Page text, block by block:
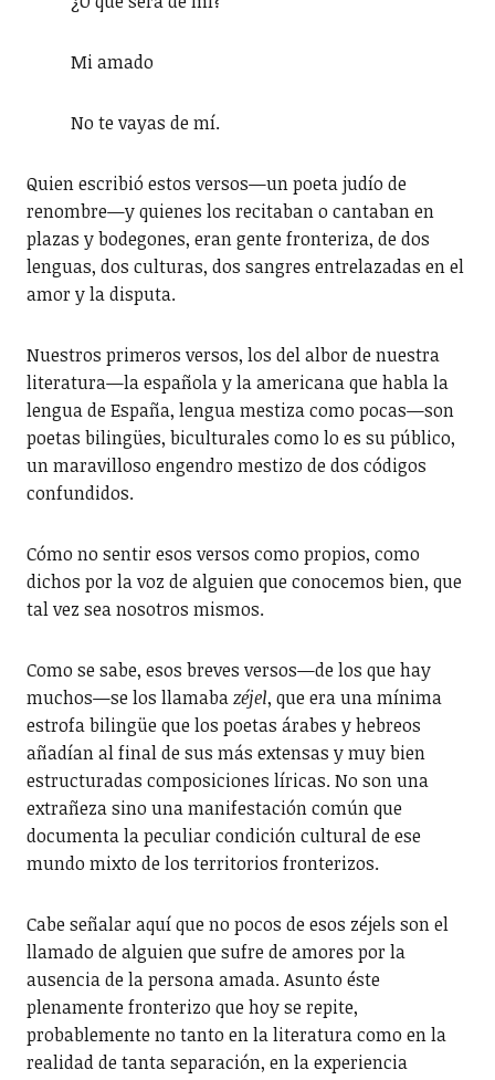
Mi amado
No te vayas de mí.
Quien escribió estos versos—un poeta judío de
renombre—y quienes los recitaban o cantaban en
plazas y bodegones, eran gente fronteriza, de dos
lenguas, dos culturas, dos sangres entrelazadas en el
amor y la disputa.
Nuestros primeros versos, los del albor de nuestra
literatura—la española y la americana que habla la
lengua de España, lengua mestiza como pocas—son
poetas bilingües, biculturales como lo es su público,
un maravilloso engendro mestizo de dos códigos
confundidos.
Cómo no sentir esos versos como propios, como
dichos por la voz de alguien que conocemos bien, que
tal vez sea nosotros mismos.
Como se sabe, esos breves versos—de los que hay
muchos—se los llamabazéjel, que era una mínima
estrofa bilingüe que los poetas árabes y hebreos
añadían al final de sus más extensas y muy bien
estructuradas composiciones líricas. No son una
extrañeza sino una manifestación común que
documenta la peculiar condición cultural de ese
mundo mixto de los territorios fronterizos.
Cabe señalar aquí que no pocos de esos zéjels son el
llamado de alguien que sufre de amores por la
ausencia de la persona amada. Asunto éste
plenamente fronterizo que hoy se repite,
probablemente no tanto en la literatura como en la
realidad de tanta separación, en la experiencia